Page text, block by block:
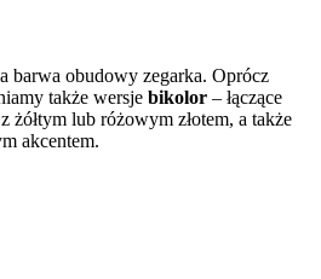
barwa obudowy zegarka. Oprócz
także wersje bikolor – łączące
żółtym lub różowym złotem, a także
akcentem.